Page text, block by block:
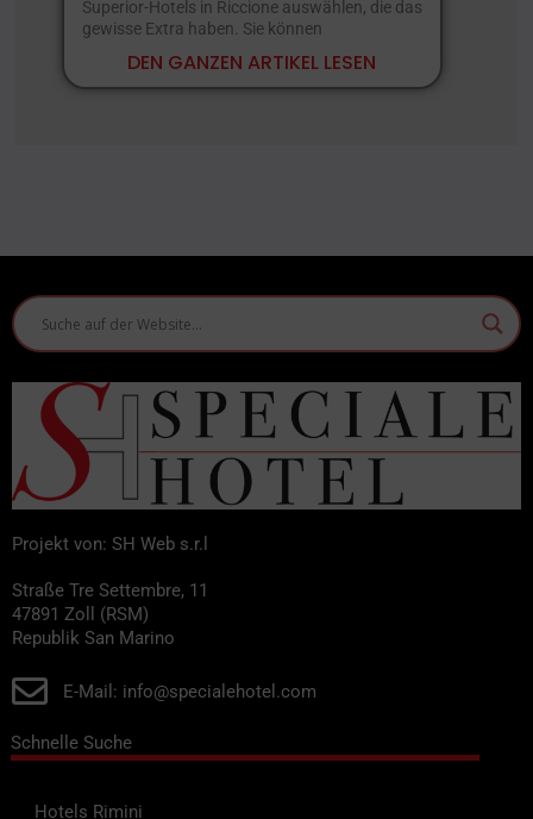
Superior-Hotels in Riccione auswählen, die das
gewisse Extra haben. Sie können
DEN GANZEN ARTIKEL LESEN
Projekt von: SH Web s.r.l
Straße Tre Settembre, 11
47891 Zoll (RSM)
Republik San Marino
E-Mail: info@specialehotel.com
Schnelle Suche
Hotels Rimini